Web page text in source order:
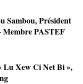
Sambou, Président
Membre PASTEF
Lu Xew Ci Net Bi »,